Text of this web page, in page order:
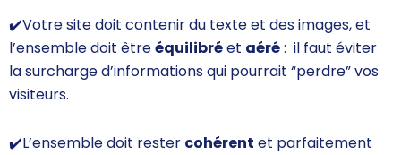
✔️Votre site doit contenir du texte et des images, et
l’ensemble doit êtreéquilibréet aéré: il faut éviter
la surcharge d’informations qui pourrait “perdre” vos
visiteurs.
✔️L’ensemble doit rester cohérent et parfaitement